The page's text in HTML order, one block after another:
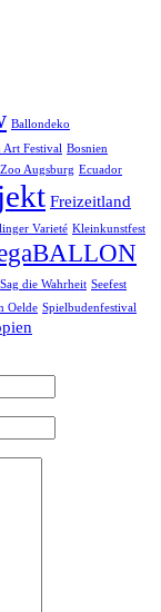
Ballondeko
Art Festival Bosnien
Augsburg Ecuador
Freizeitland
Varieté Kleinkunstfest
Sag die Wahrheit Seefest
Oelde Spielbudenfestival